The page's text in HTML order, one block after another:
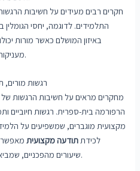
חקרים רבים מעידים על חשיבות
התלמידים. לדוגמה, יחסי הגומלין
באיזון המושלם כאשר מורות
מעניקות תמיכה אמיתית וסולידית לתלמידים.
רגשות מורים,
מחקרים מראים על חשיבות הרגשות
הרפורמה בית-ספרית. רגשות חיוביים
מקצועית מוגברים, שמשפיעים על
לכידתתודעה מקצועיתמאפשרת
שיעורים מהפכניים, שמביאים לשיפור מוחשי בביצועי התלמידים.